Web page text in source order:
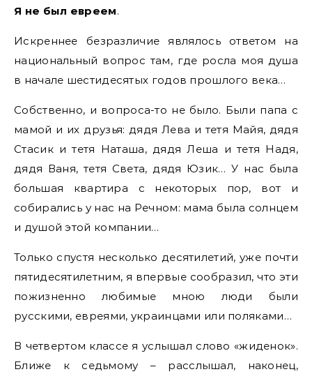
Я не был евреем.
Искреннее безразличие являлось ответом на
национальный вопрос там, где росла моя душа
в начале шестидесятых годов прошлого века…
Собственно, и вопроса-то не было. Были папа с
мамой и их друзья: дядя Лева и тетя Майя, дядя
Стасик и тетя Наташа, дядя Леша и тетя Надя,
дядя Ваня, тетя Света, дядя Юзик… У нас была
большая квартира с некоторых пор, вот и
собирались у нас на Речном: мама была солнцем
и душой этой компании…
Только спустя несколько десятилетий, уже почти
пятидесятилетним, я впервые сообразил, что эти
пожизненно любимые мною люди были
русскими, евреями, украинцами или поляками…
В четвертом классе я услышал слово «жиденок».
Ближе к седьмому – расслышал, наконец,